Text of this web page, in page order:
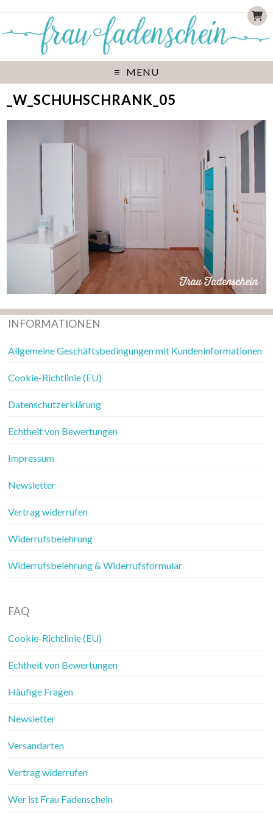
MENU
_W_SCHUHSCHRANK_05
INFORMATIONEN
Allgemeine Geschäftsbedingungen mit Kundeninformationen
Cookie-Richtlinie (EU)
Datenschutzerklärung
Echtheit von Bewertungen
Impressum
Newsletter
Vertrag widerrufen
Widerrufsbelehrung
Widerrufsbelehrung & Widerrufsformular
FAQ
Cookie-Richtlinie (EU)
Echtheit von Bewertungen
Häufige Fragen
Newsletter
Versandarten
Vertrag widerrufen
Wer ist Frau Fadenschein